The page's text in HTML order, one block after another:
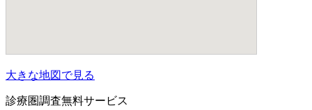
大きな地図で見る
診療圏調査無料サービス